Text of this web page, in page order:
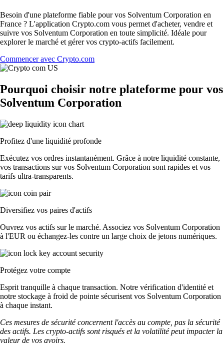
Besoin d'une plateforme fiable pour vos Solventum Corporation en
France ? L'application Crypto.com vous permet d'acheter, vendre et
suivre vos Solventum Corporation en toute simplicité. Idéale pour
explorer le marché et gérer vos crypto-actifs facilement.
Commencer avec Crypto.com
Pourquoi choisir notre plateforme pour vos
Solventum Corporation
Profitez d'une liquidité profonde
Exécutez vos ordres instantanément. Grâce à notre liquidité constante,
vos transactions sur vos Solventum Corporation sont rapides et vos
tarifs ultra-transparents.
Diversifiez vos paires d'actifs
Ouvrez vos actifs sur le marché. Associez vos Solventum Corporation
à l'EUR ou échangez-les contre un large choix de jetons numériques.
Protégez votre compte
Esprit tranquille à chaque transaction. Notre vérification d'identité et
notre stockage à froid de pointe sécurisent vos Solventum Corporation
à chaque instant.
Ces mesures de sécurité concernent l'accès au compte, pas la sécurité
des actifs. Les crypto-actifs sont risqués et la volatilité peut impacter la
valeur de vos avoirs.